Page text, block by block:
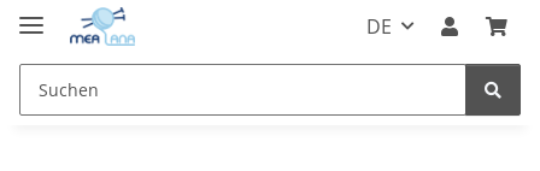
DE